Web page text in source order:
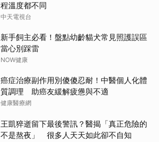
程溫度都不同
中天電視台
新手飼主必看！盤點幼齡貓犬常見照護誤區
當心別踩雷
NOW健康
癌症治療副作用別傻傻忍耐！中醫個人化體
質調理 助癌友緩解疲憊與不適
健康醫療網
王凱猝逝留下最後警訊？醫揭「真正危險的
不是熬夜」 很多人天天如此卻不自知